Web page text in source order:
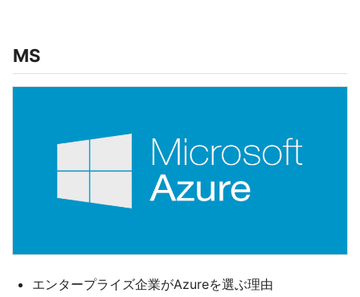
MS
エンタープライズ企業がAzureを選ぶ理由